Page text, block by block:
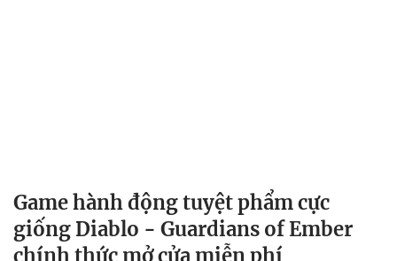
Game hành động tuyệt phẩm cực
giống Diablo - Guardians of Ember
chính thức mở cửa miễn phí